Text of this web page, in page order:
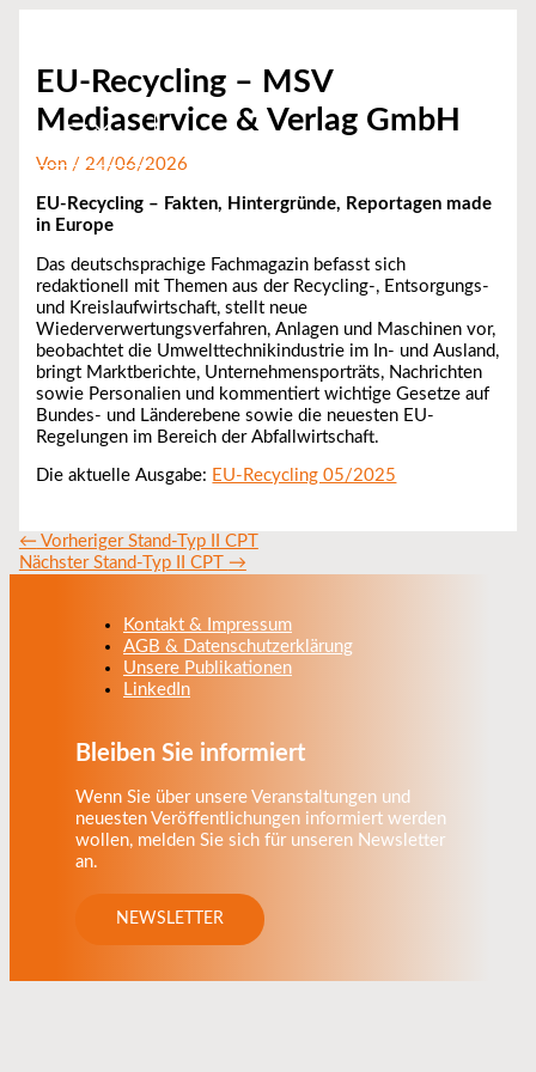
EU-Recycling – MSV
Mediaservice & Verlag GmbH
Von / 24/06/2026
EU-Recycling – Fakten, Hintergründe, Reportagen made
in Europe
Das deutschsprachige Fachmagazin befasst sich
redaktionell mit Themen aus der Recycling-, Entsorgungs-
und Kreislaufwirtschaft, stellt neue
Wiederverwertungsverfahren, Anlagen und Maschinen vor,
beobachtet die Umwelttechnikindustrie im In- und Ausland,
bringt Marktberichte, Unternehmensporträts, Nachrichten
sowie Personalien und kommentiert wichtige Gesetze auf
Bundes- und Länderebene sowie die neuesten EU-
Regelungen im Bereich der Abfallwirtschaft.
Die aktuelle Ausgabe: EU-Recycling 05/2025
← Vorheriger Stand-Typ II CPT
Nächster Stand-Typ II CPT →
Kontakt & Impressum
AGB & Datenschutzerklärung
Unsere Publikationen
LinkedIn
Bleiben Sie informiert
Wenn Sie über unsere Veranstaltungen und
neuesten Veröffentlichungen informiert werden
wollen, melden Sie sich für unseren Newsletter
an.
NEWSLETTER